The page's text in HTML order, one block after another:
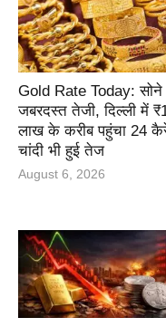
Gold Rate Today: सोने
जबरदस्त तेजी, दिल्ली में
लाख के करीब पहुंचा 24
चांदी भी हुई तेज
August 6, 2026